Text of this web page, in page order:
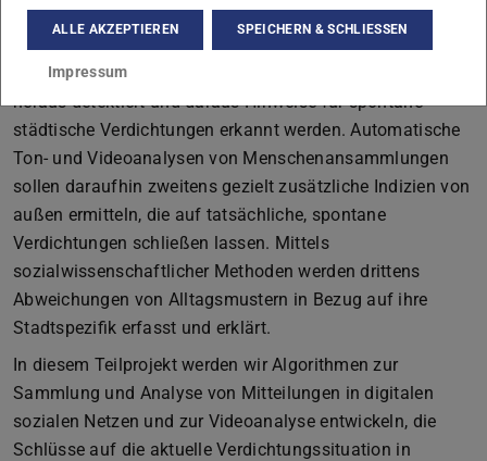
Benutzerverhaltens in Flash Crowds ermöglicht: Erstens
Benutzerverhalten in digitalen sozialen Netzen von innen
heraus detektiert und daraus Hinweise für spontane
städtische Verdichtungen erkannt werden. Automatische
Ton- und Videoanalysen von Menschenansammlungen
sollen daraufhin zweitens gezielt zusätzliche Indizien von
außen ermitteln, die auf tatsächliche, spontane
Verdichtungen schließen lassen. Mittels
sozialwissenschaftlicher Methoden werden drittens
Abweichungen von Alltagsmustern in Bezug auf ihre
Stadtspezifik erfasst und erklärt.
In diesem Teilprojekt werden wir Algorithmen zur
Sammlung und Analyse von Mitteilungen in digitalen
sozialen Netzen und zur Videoanalyse entwickeln, die
Schlüsse auf die aktuelle Verdichtungssituation in
ALLE AKZEPTIEREN SPEICHERN & SCHLIESSEN
Impressum